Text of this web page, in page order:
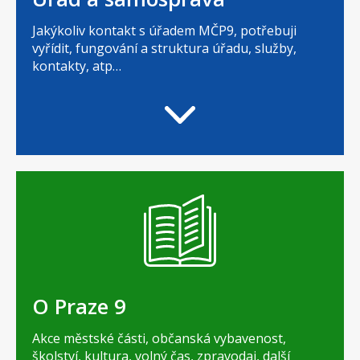
Jakýkoliv kontakt s úřadem MČP9, potřebuji
vyřídit, fungování a struktura úřadu, služby,
kontakty, atp…
O Praze 9
Akce městské části, občanská vybavenost,
školství, kultura, volný čas, zpravodaj, další